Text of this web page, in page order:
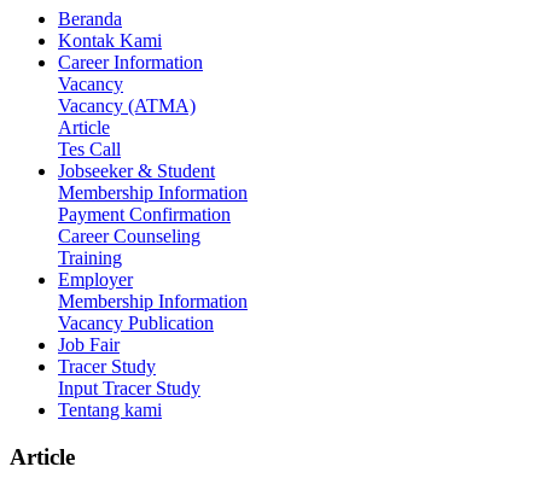
Beranda
Kontak Kami
Career Information
Vacancy
Vacancy (ATMA)
Article
Tes Call
Jobseeker & Student
Membership Information
Payment Confirmation
Career Counseling
Training
Employer
Membership Information
Vacancy Publication
Job Fair
Tracer Study
Input Tracer Study
Tentang kami
Article